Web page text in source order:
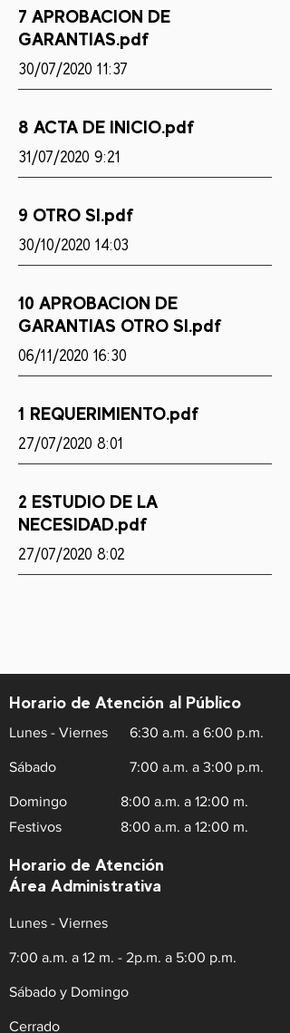
7 APROBACION DE
GARANTIAS.pdf
30/07/2020 11:37
8 ACTA DE INICIO.pdf
31/07/2020 9:21
9 OTRO SI.pdf
30/10/2020 14:03
10 APROBACION DE
GARANTIAS OTRO SI.pdf
06/11/2020 16:30
1 REQUERIMIENTO.pdf
27/07/2020 8:01
2 ESTUDIO DE LA
NECESIDAD.pdf
27/07/2020 8:02
Horario de Atención al Público
Lunes - Viernes 6:30 a.m. a 6:00 p.m.
Sábado 7:00 a.m. a 3:00 p.m.
Domingo
Festivos
8:00 a.m. a 12:00 m.
8:00 a.m. a 12:00 m.
Horario de Atención
Área Administrativa
Lunes - Viernes
7:00 a.m. a 12 m. - 2p.m. a 5:00 p.m.
Sábado y Domingo
Cerrado